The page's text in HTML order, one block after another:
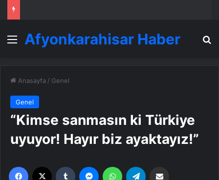
Menü
Afyonkarahisar Haber
Anasayfa / Genel
Genel
“Kimse sanmasın ki Türkiye
uyuyor! Hayır biz ayaktayız!”
Facebook Tumblr MessengerWhatsApp